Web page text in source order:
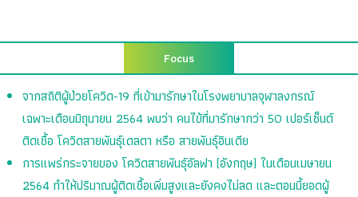
Focus
จากสถิติผู้ป่วยโควิด-19 ที่เข้ามารักษาในโรงพยาบาลจุฬาลงกรณ์
เฉพาะเดือนมิถุนายน 2564 พบว่า คนไข้ที่มารักษากว่า 50 เปอร์เซ็นต์
ติดเชื้อ โควิดสายพันธุ์เดลตา หรือ สายพันธุ์อินเดีย
การแพร่กระจายของ โควิดสายพันธุ์อัลฟา (อังกฤษ) ในเดือนเมษายน
2564 ทำให้ปริมาณผู้ติดเชื้อเพิ่มสูงและยังคงไม่ลด และตอนนี้ยอดผู้